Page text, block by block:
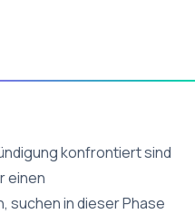
konfrontiert sind
einen
suchen in dieser Phase